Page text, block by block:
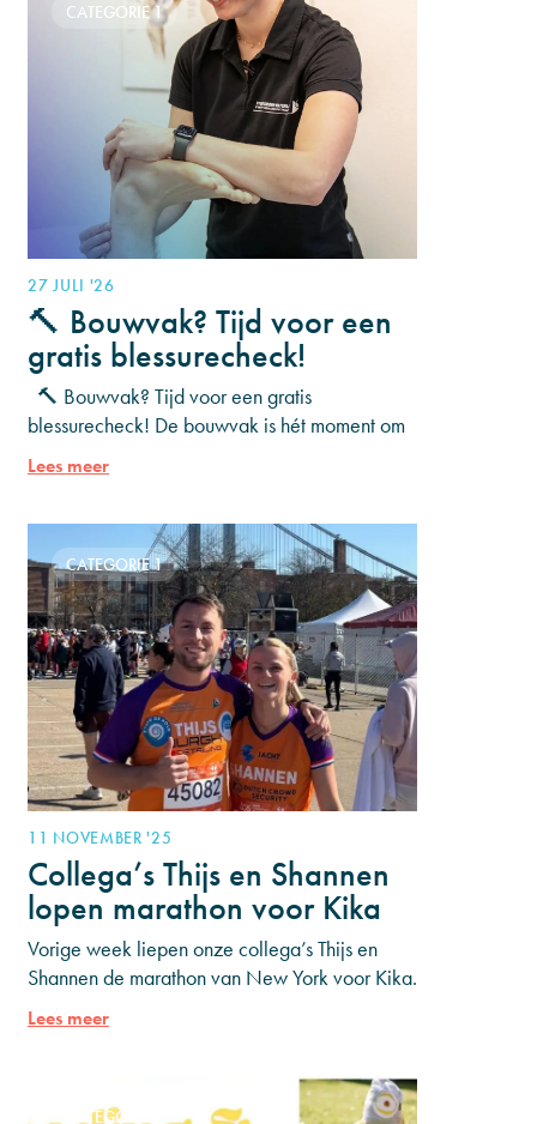
CATEGORIE 1
27 JULI '26
🔨 Bouwvak? Tijd voor een
gratis blessurecheck!
🔨 Bouwvak? Tijd voor een gratis
blessurecheck! De bouwvak is hét moment om
even op adem te komen. Heb je al een tijdje
last
Lees meer
CATEGORIE 1
11 NOVEMBER '25
Collega’s Thijs en Shannen
lopen marathon voor Kika
Vorige week liepen onze collega’s Thijs en
Shannen de marathon van New York voor Kika.
Met het lopen van deze marathon haalden ze
€15.000 op
Lees meer
CATEGORIE 1